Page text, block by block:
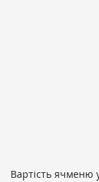
Вартість ячменю